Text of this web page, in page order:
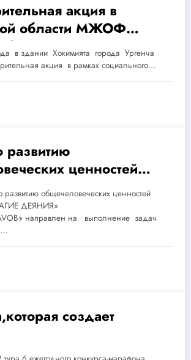
акция в
области МЖОФ
детям страдающим
в здании Хокимията города Ургенча
акция в рамках социального…
развитию
ценностей
деяния»
общечеловеческих ценностей
ДЕЯНИЯ»
направлен на выполнение задач
создает